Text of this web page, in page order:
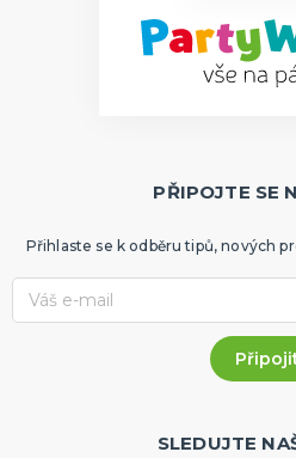
PŘIPOJTE SE
Přihlaste se k odběru tipů, nových
SLEDUJTE